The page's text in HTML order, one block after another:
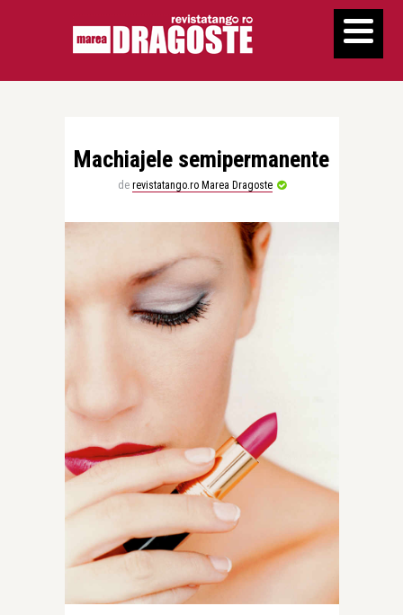
Machiajele semipermanente
de revistatango.ro Marea Dragoste